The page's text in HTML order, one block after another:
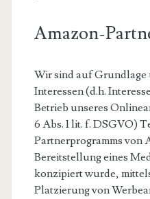
Amazon-
Wir sind auf Grundlage
Interessen (d.h.
Betrieb unseres
6 Abs. 1 lit. f. DSGVO)
Partnerprogramms von
Bereitstellung eines
konzipiert wurde,
Platzierung von